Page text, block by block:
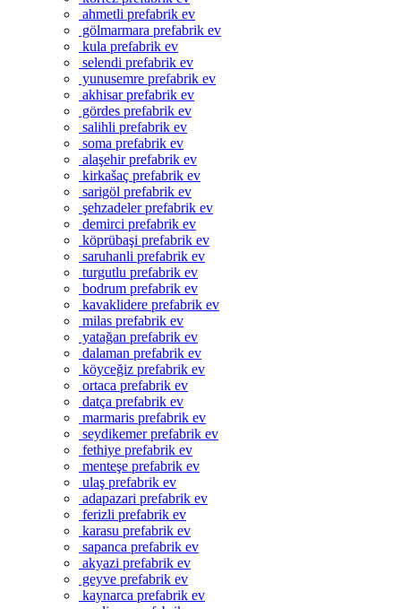
ahmetli prefabrik ev
gölmarmara prefabrik ev
kula prefabrik ev
selendi prefabrik ev
yunusemre prefabrik ev
akhisar prefabrik ev
gördes prefabrik ev
salihli prefabrik ev
soma prefabrik ev
alaşehir prefabrik ev
kirkašaç prefabrik ev
sarigöl prefabrik ev
şehzadeler prefabrik ev
demirci prefabrik ev
köprübaşi prefabrik ev
saruhanli prefabrik ev
turgutlu prefabrik ev
bodrum prefabrik ev
kavaklidere prefabrik ev
milas prefabrik ev
yatağan prefabrik ev
dalaman prefabrik ev
köyceğiz prefabrik ev
ortaca prefabrik ev
datça prefabrik ev
marmaris prefabrik ev
seydikemer prefabrik ev
fethiye prefabrik ev
menteşe prefabrik ev
ulaş prefabrik ev
adapazari prefabrik ev
ferizli prefabrik ev
karasu prefabrik ev
sapanca prefabrik ev
akyazi prefabrik ev
geyve prefabrik ev
kaynarca prefabrik ev